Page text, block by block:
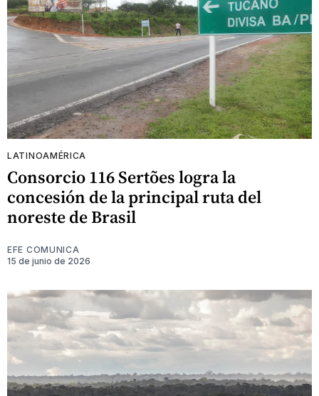
LATINOAMÉRICA
Consorcio 116 Sertões logra la
concesión de la principal ruta del
noreste de Brasil
EFE COMUNICA
15 de junio de 2026